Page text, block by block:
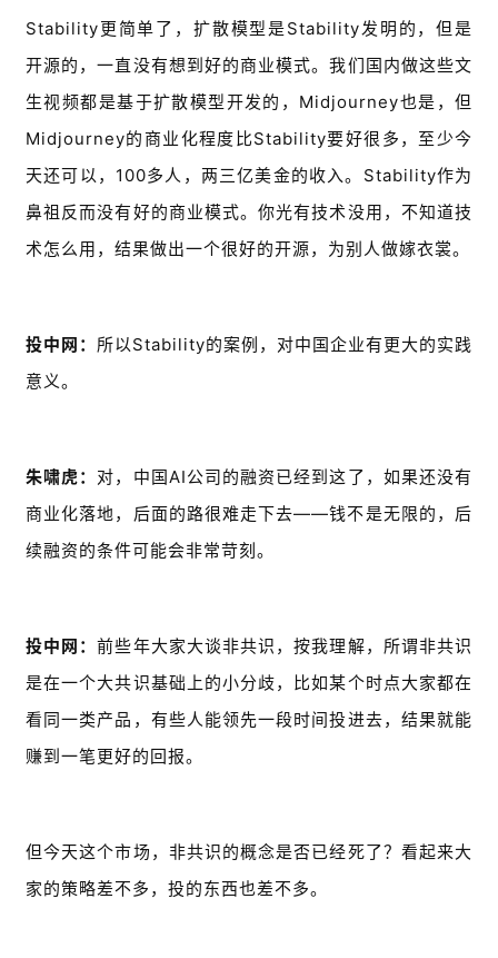
Stability更简单了，扩散模型是Stability发明的，但是
开源的，一直没有想到好的商业模式。我们国内做这些文
生视频都是基于扩散模型开发的，Midjourney也是，但
Midjourney的商业化程度比Stability要好很多，至少今
天还可以，100多人，两三亿美金的收入。Stability作为
鼻祖反而没有好的商业模式。你光有技术没用，不知道技
术怎么用，结果做出一个很好的开源，为别人做嫁衣裳。
投中网： 所以Stability的案例，对中国企业有更大的实践
意义。
朱啸虎： 对，中国AI公司的融资已经到这了，如果还没有
商业化落地，后面的路很难走下去——钱不是无限的，后
续融资的条件可能会非常苛刻。
投中网：前些年大家大谈非共识，按我理解，所谓非共识
是在一个大共识基础上的小分歧，比如某个时点大家都在
看同一类产品，有些人能领先一段时间投进去，结果就能
赚到一笔更好的回报。
但今天这个市场，非共识的概念是否已经死了？看起来大
家的策略差不多，投的东西也差不多。